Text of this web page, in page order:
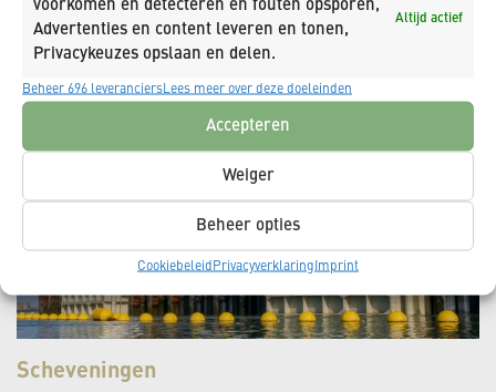
voorkomen en detecteren en fouten opsporen,
Advertenties en content leveren en tonen,
Privacykeuzes opslaan en delen.
Altijd actief
Beheer 696 leveranciersLees meer over deze doeleinden
Accepteren
Weiger
Beheer opties
Cookiebeleid Privacyverklaring Imprint
Scheveningen